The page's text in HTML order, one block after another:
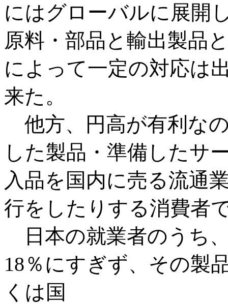
にはグローバルに展開
原料・部品と輸出製品
によって一定の対応は
来た。
他方、円高が有利な
した製品・準備したサ
入品を国内に売る流通
行をしたりする消費者
日本の就業者のうち
18％にすぎず、その製
くは国